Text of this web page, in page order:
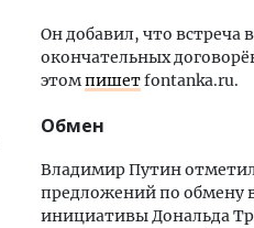
Он добавил, что встреча
окончательных
этомпишетfontanka.ru.
Обмен
Владимир Путин
предложений по обмену
инициативы Дональда